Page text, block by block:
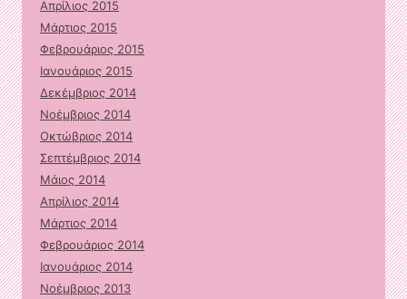
Απρίλιος 2015
Μάρτιος 2015
Φεβρουάριος 2015
Ιανουάριος 2015
Δεκέμβριος 2014
Νοέμβριος 2014
Οκτώβριος 2014
Σεπτέμβριος 2014
Μάιος 2014
Απρίλιος 2014
Μάρτιος 2014
Φεβρουάριος 2014
Ιανουάριος 2014
Νοέμβριος 2013